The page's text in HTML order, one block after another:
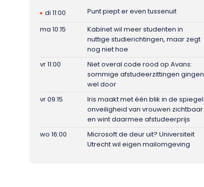
di 11:00
Punt piept er even tussenuit
ma 10:15
Kabinet wil meer studenten in
nuttige studierichtingen, maar zegt
nog niet hoe
vr 11:00
Niet overal code rood op Avans:
sommige afstudeerzittingen gingen
wel door
vr 09:15
Iris maakt met één blik in de spiegel
onveiligheid van vrouwen zichtbaar
en wint daarmee afstudeerprijs
wo 16:00
Microsoft de deur uit? Universiteit
Utrecht wil eigen mailomgeving